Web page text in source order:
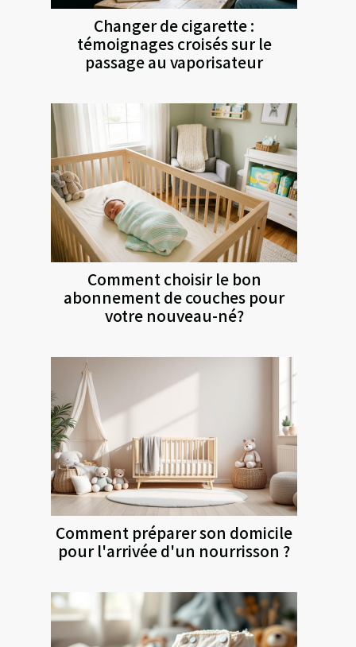
Changer de cigarette :
témoignages croisés sur le
passage au vaporisateur
Comment choisir le bon
abonnement de couches pour
votre nouveau-né?
Comment préparer son domicile
pour l'arrivée d'un nourrisson ?